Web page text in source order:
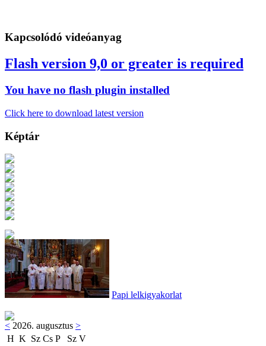
Kapcsolódó videóanyag
Flash version 9,0 or greater is required
You have no flash plugin installed
Click here to download latest version
Képtár
Papi lelkigyakorlat
< 2026. augusztus >
H K Sz Cs P Sz V